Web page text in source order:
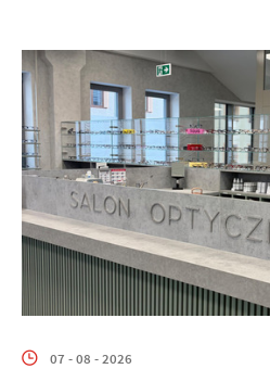
07 - 08 - 2026